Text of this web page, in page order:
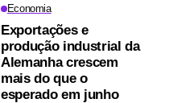
Economia
Exportações e
produção industrial da
Alemanha crescem
mais do que o
esperado em junho